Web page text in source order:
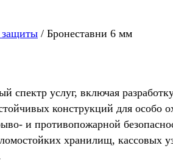
защиты / Бронеставни 6 мм
услуг, включая
конструкций для
и противопожарной
хранилищ, кассовых